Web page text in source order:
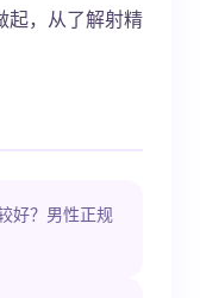
起，从了解射精
好？男性正规